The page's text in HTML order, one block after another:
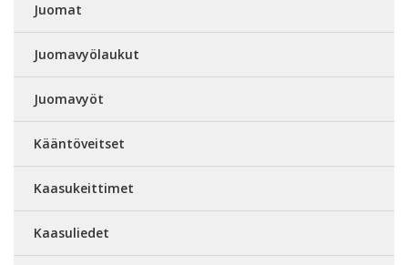
Juomat
Juomavyölaukut
Juomavyöt
Kääntöveitset
Kaasukeittimet
Kaasuliedet